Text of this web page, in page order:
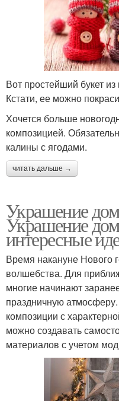
Вот простейший букет
Кстати, ее можно
Хочется больше
композицией.
калины с ягодами.
читать дальше →
Украшение
Украшение
интересные
Время накануне Нового
волшебства. Для
многие начинают
праздничную
композиции с
можно создавать
материалов с учетом